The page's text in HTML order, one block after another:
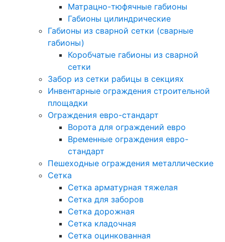
Матрацно-тюфячные габионы
Габионы цилиндрические
Габионы из сварной сетки (сварные
габионы)
Коробчатые габионы из сварной
сетки
Забор из сетки рабицы в секциях
Инвентарные ограждения строительной
площадки
Ограждения евро-стандарт
Ворота для ограждений евро
Временные ограждения евро-
стандарт
Пешеходные ограждения металлические
Сетка
Сетка арматурная тяжелая
Сетка для заборов
Сетка дорожная
Сетка кладочная
Сетка оцинкованная